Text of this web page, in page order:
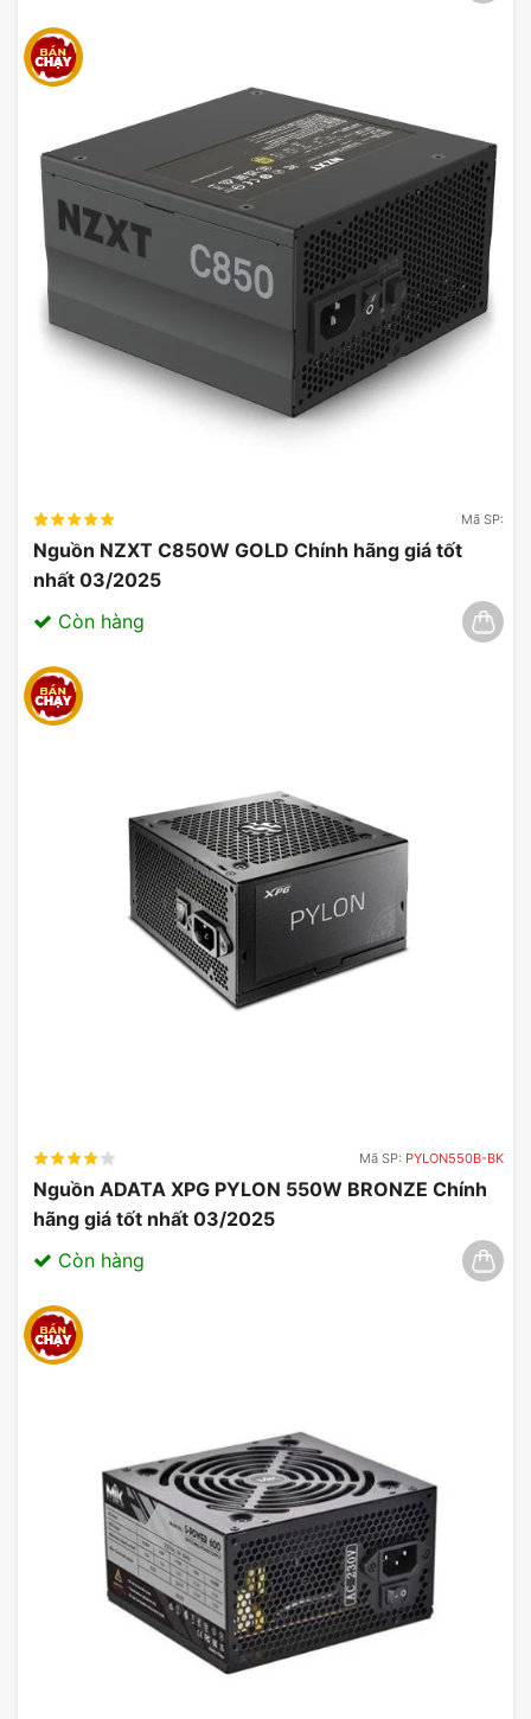
Mã SP:
Nguồn NZXT C850W GOLD Chính hãng giá tốt
nhất 03/2025
Còn hàng
Mã SP: PYLON550B-BK
Nguồn ADATA XPG PYLON 550W BRONZE Chính
hãng giá tốt nhất 03/2025
Còn hàng